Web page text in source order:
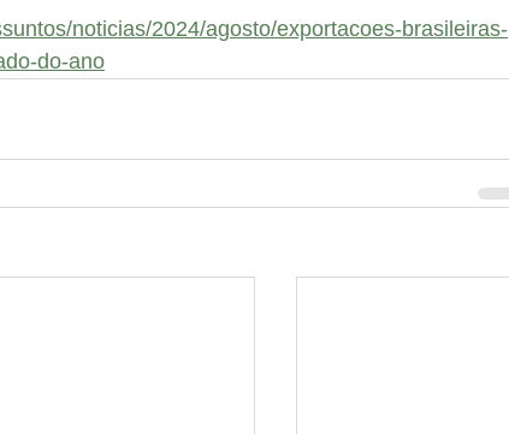
noticias/2024/agosto/exportacoes-brasileiras-
do-ano